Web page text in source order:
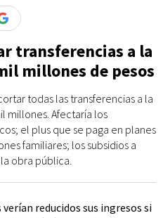
transferencias a la
millones de pesos
todas las transferencias a la
millones. Afectaría los
el plus que se paga en planes
familiares; los subsidios a
obra pública.